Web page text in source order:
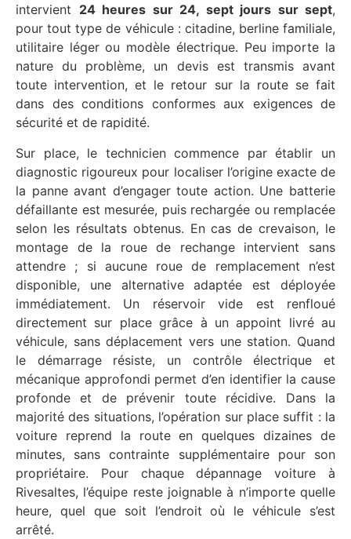
intervient 24 heures sur 24, sept jours sur sept,
pour tout type de véhicule : citadine, berline familiale,
utilitaire léger ou modèle électrique. Peu importe la
nature du problème, un devis est transmis avant
toute intervention, et le retour sur la route se fait
dans des conditions conformes aux exigences de
sécurité et de rapidité.
Sur place, le technicien commence par établir un
diagnostic rigoureux pour localiser l’origine exacte de
la panne avant d’engager toute action. Une batterie
défaillante est mesurée, puis rechargée ou remplacée
selon les résultats obtenus. En cas de crevaison, le
montage de la roue de rechange intervient sans
attendre ; si aucune roue de remplacement n’est
disponible, une alternative adaptée est déployée
immédiatement. Un réservoir vide est renfloué
directement sur place grâce à un appoint livré au
véhicule, sans déplacement vers une station. Quand
le démarrage résiste, un contrôle électrique et
mécanique approfondi permet d’en identifier la cause
profonde et de prévenir toute récidive. Dans la
majorité des situations, l’opération sur place suffit : la
voiture reprend la route en quelques dizaines de
minutes, sans contrainte supplémentaire pour son
propriétaire. Pour chaque dépannage voiture à
Rivesaltes, l’équipe reste joignable à n’importe quelle
heure, quel que soit l’endroit où le véhicule s’est
arrêté.